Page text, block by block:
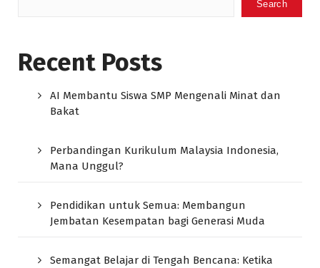
Search
Recent Posts
AI Membantu Siswa SMP Mengenali Minat dan
Bakat
Perbandingan Kurikulum Malaysia Indonesia,
Mana Unggul?
Pendidikan untuk Semua: Membangun
Jembatan Kesempatan bagi Generasi Muda
Semangat Belajar di Tengah Bencana: Ketika